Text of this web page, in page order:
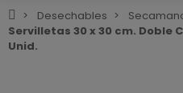
Desechables
Servilletas 30 x 30 cm. Doble
Unid.